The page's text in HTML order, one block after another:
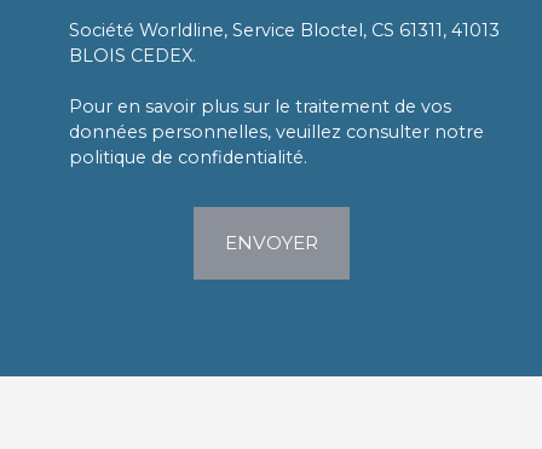
Société Worldline, Service Bloctel, CS 61311, 41013
BLOIS CEDEX.
Pour en savoir plus sur le traitement de vos
données personnelles, veuillez consulter notre
politique de confidentialité.
ENVOYER